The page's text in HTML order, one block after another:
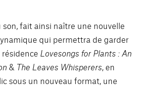
son, fait ainsi naître une nouvelle
qui permettra de garder
Lovesongs for Plants : An
& The Leaves Whisperers, en
sous un nouveau format, une